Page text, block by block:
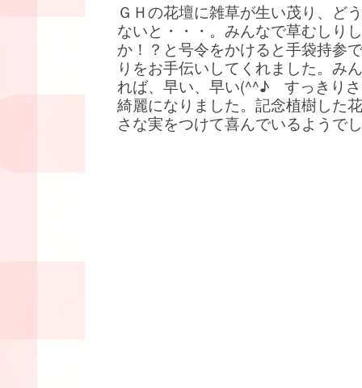
ＧＨの花壇に雑草が生い茂り、ど
ないと・・・。みんなで草むしり
か！？と号令をかけると手袋持参
りをお手伝いしてくれました。み
れば、早い、早い(^^♪ すっきり
綺麗になりました。記念植樹した
さな実をつけて喜んでいるようで